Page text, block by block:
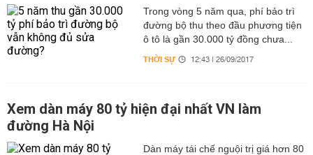
Trong vòng 5 năm qua, phí bảo trì
đường bộ thu theo đầu phương tiện
ô tô là gần 30.000 tỷ đồng chưa...
THỜI SỰ 12:43 | 26/09/2017
Xem dàn máy 80 tỷ hiện đại nhất VN làm
đường Hà Nội
Dàn máy tái chế nguội trị giá hơn 80